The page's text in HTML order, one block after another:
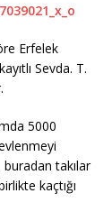
Erfelek
Sevda. T.
5000
buradan takılar
kaçtığı